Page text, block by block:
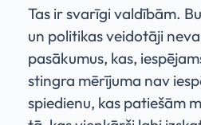
Tas ir svarīgi valdībām.
un politikas veidotāji
pasākumus, kas,
stingra mērījuma nav
spiedienu, kas patiešām